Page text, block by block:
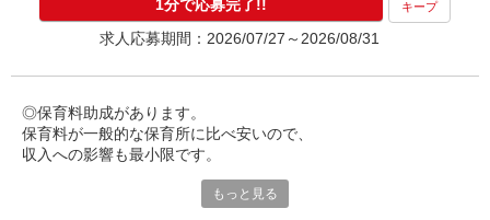
希望される場合もご相談に応じますので、まずはお
問い合わせください
※研修期間中は日当支払あり（5日間：1000円/日）
収入保障期間：12か月
1分で応募完了!! キープ
求人応募期間：2026/07/27～2026/08/31
◎保育料助成があります。
保育料が一般的な保育所に比べ安いので、
収入への影響も最小限です。
◎短時間勤務で家事時間をしっかり確保
もっと見る